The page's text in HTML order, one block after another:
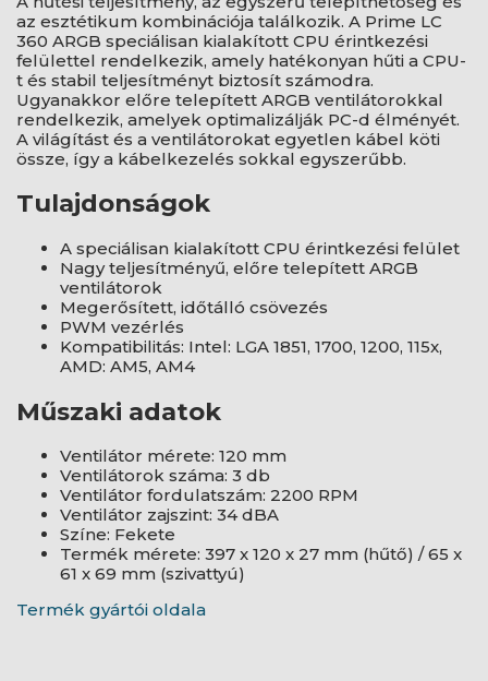
az esztétikum kombinációja találkozik. A Prime LC
360 ARGB speciálisan kialakított CPU érintkezési
felülettel rendelkezik, amely hatékonyan hűti a CPU-
t és stabil teljesítményt biztosít számodra.
Ugyanakkor előre telepített ARGB ventilátorokkal
rendelkezik, amelyek optimalizálják PC-d élményét.
A világítást és a ventilátorokat egyetlen kábel köti
össze, így a kábelkezelés sokkal egyszerűbb.
Tulajdonságok
A speciálisan kialakított CPU érintkezési felület
Nagy teljesítményű, előre telepített ARGB
ventilátorok
Megerősített, időtálló csövezés
PWM vezérlés
Kompatibilitás: Intel: LGA 1851, 1700, 1200, 115x,
AMD: AM5, AM4
Műszaki adatok
Ventilátor mérete: 120 mm
Ventilátorok száma: 3 db
Ventilátor fordulatszám: 2200 RPM
Ventilátor zajszint: 34 dBA
Színe: Fekete
Termék mérete: 397 x 120 x 27 mm (hűtő) / 65 x
61 x 69 mm (szivattyú)
Termék gyártói oldala